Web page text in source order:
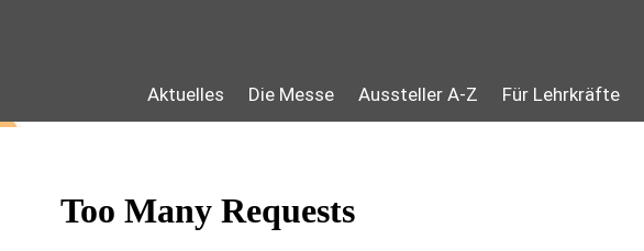
Aktuelles Die Messe Aussteller A-Z Für Lehrkräfte